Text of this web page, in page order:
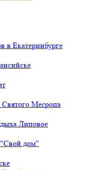
в Екатеринбурге
Святого Месропа
Липовое
"Свой дом"